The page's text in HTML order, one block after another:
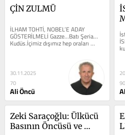
ÇİN ZULMÜ
İLHAM TOHTİ, NOBEL’E ADAY
GÖSTERİLMELİ Gazze…Batı Şeria…
Kudüs.İçimiz dışımız hep oraları
oldu.Tamam, orada bir soykırım...
30.11.2025
70
Ali Öncü
90
Zeki Saraçoğlu: Ülkücü
Basının Öncüsü ve